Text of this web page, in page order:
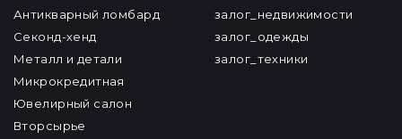
Антикварный ломбард
Секонд-хенд
Металл и детали
Микрокредитная
Ювелирный салон
Вторсырье
залог_недвижимости
залог_одежды
залог_техники